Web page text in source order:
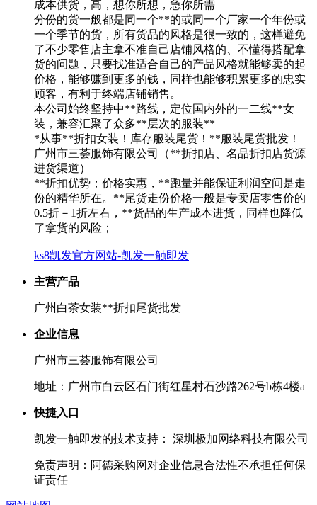
成本供货，高，想你所想，急你所需
分份的货一般都是同一个**的或同一个厂家一个年份或
一个季节的货，所有货品的风格是很一致的，这样避免
了不少零售店主拿不准自己店铺风格的、不懂得搭配拿
货的问题，只要找准适合自己的产品风格就能够卖的起
价格，能够赚到更多的钱，同样也能够积累更多的忠实
顾客，有利于终端店铺销售。
本公司始终坚持中**路线，定位国内外的一二线**女
装，兼容汇聚了众多**层次的服装**
*从事**折扣女装！库存服装尾货！**服装尾货批发！
广州市三荟服饰有限公司（**折扣店、名品折扣店货源
进货渠道）
**折扣优势；价格实惠，**跑量并能保证利润空间是走
份的精华所在。**尾货走份价格一般是专卖店零售价的
0.5折－1折左右，**货品的生产成本进货，同样也降低
了拿货的风险；
ks8凯发官方网站-凯发一触即发
主营产品
广州白茶女装**折扣尾货批发
企业信息
广州市三荟服饰有限公司
地址：广州市白云区石门街红星村石沙路262号b栋4楼a
快捷入口
凯发一触即发的技术支持： 深圳极加网络科技有限公司
免责声明：阿德采购网对企业信息合法性不承担任何保
证责任